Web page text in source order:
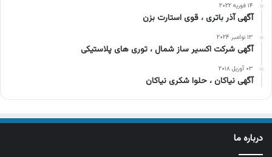
۱۴ فوریه ۲۰۲۲
آگهی آذر باتری ، قوی استارت بزن
۱۳ نوامبر ۲۰۲۴
آگهی شرکت اکسیر ساز شمال ، توری های پلاستیکی
۰۳ آوریل ۲۰۱۸
آگهی نیاکان ، حلوا شکری نیاکان
درباره ما